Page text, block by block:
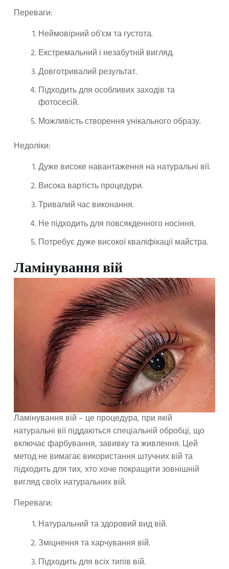
Переваги:
Неймовірний об’єм та густота.
Екстремальний і незабутній вигляд.
Довготривалий результат.
Підходить для особливих заходів та
фотосесій.
Можливість створення унікального образу.
Недоліки:
Дуже високе навантаження на натуральні вії.
Висока вартість процедури.
Тривалий час виконання.
Не підходить для повсякденного носіння.
Потребує дуже високої кваліфікації майстра.
Ламінування вій
Ламінування вій – це процедура, при якій
натуральні вії піддаються спеціальній обробці, що
включає фарбування, завивку та живлення. Цей
метод не вимагає використання штучних вій та
підходить для тих, хто хоче покращити зовнішній
вигляд своїх натуральних вій.
Переваги:
Натуральний та здоровий вид вій.
Зміцнення та харчування вій.
Підходить для всіх типів вій.